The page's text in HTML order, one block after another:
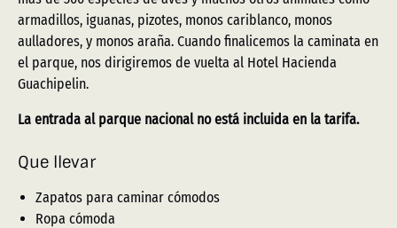
armadillos, iguanas, pizotes, monos cariblanco, monos
aulladores, y monos araña. Cuando finalicemos la caminata en
el parque, nos dirigiremos de vuelta al Hotel Hacienda
Guachipelin.
La entrada al parque nacional no está incluida en la tarifa.
Que llevar
Zapatos para caminar cómodos
Ropa cómoda